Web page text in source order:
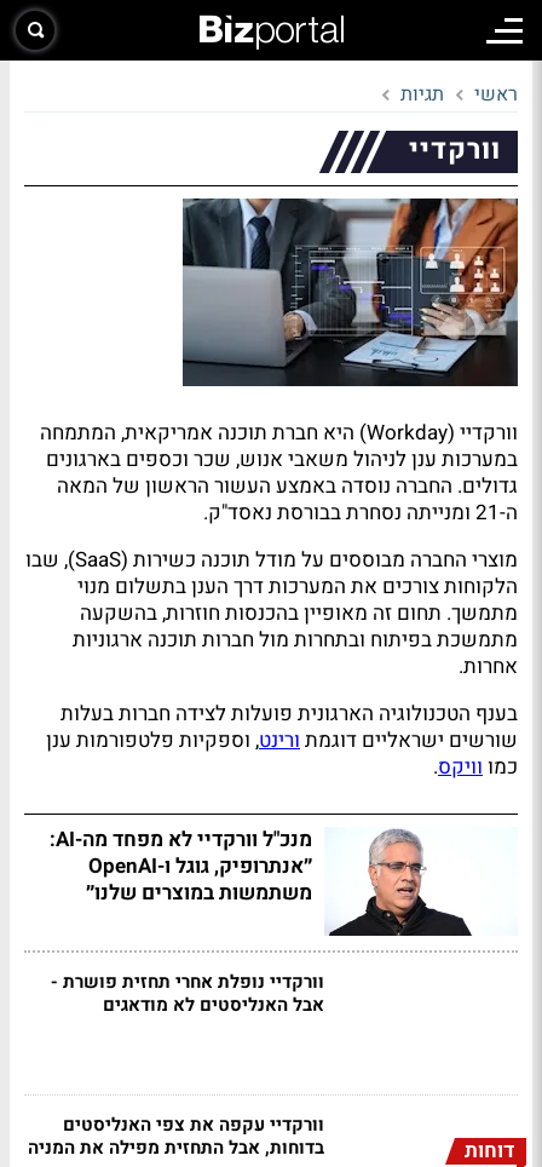
ראשי תגיות
וורקדיי
וורקדיי (Workday) היא חברת תוכנה אמריקאית, המתמחה
במערכות ענן לניהול משאבי אנוש, שכר וכספים בארגונים
גדולים. החברה נוסדה באמצע העשור הראשון של המאה
ה-21 ומנייתה נסחרת בבורסת נאסד"ק.
מוצרי החברה מבוססים על מודל תוכנה כשירות (SaaS), שבו
הלקוחות צורכים את המערכות דרך הענן בתשלום מנוי
מתמשך. תחום זה מאופיין בהכנסות חוזרות, בהשקעה
מתמשכת בפיתוח ובתחרות מול חברות תוכנה ארגוניות
אחרות.
בענף הטכנולוגיה הארגונית פועלות לצידה חברות בעלות
שורשים ישראליים דוגמתורינט, וספקיות פלטפורמות ענן
כמווויקס.
מנכ"ל וורקדיי לא מפחד מה-AI:
״אנתרופיק, גוגל ו-OpenAI
משתמשות במוצרים שלנו״
וורקדיי נופלת אחרי תחזית פושרת -
אבל האנליסטים לא מודאגים
דוחות
וורקדיי עקפה את צפי האנליסטים
בדוחות, אבל התחזית מפילה את המניה